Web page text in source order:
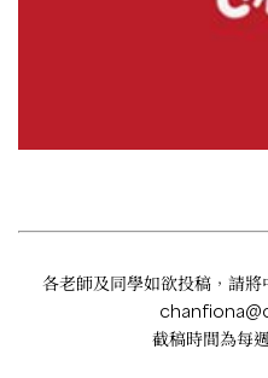
各老師及同學如欲投稿，請
截稿時間為每